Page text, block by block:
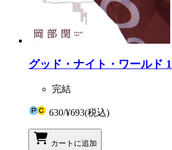
グッド・ナイト・ワールド 1
完結
630/¥693(税込)
カートに追加